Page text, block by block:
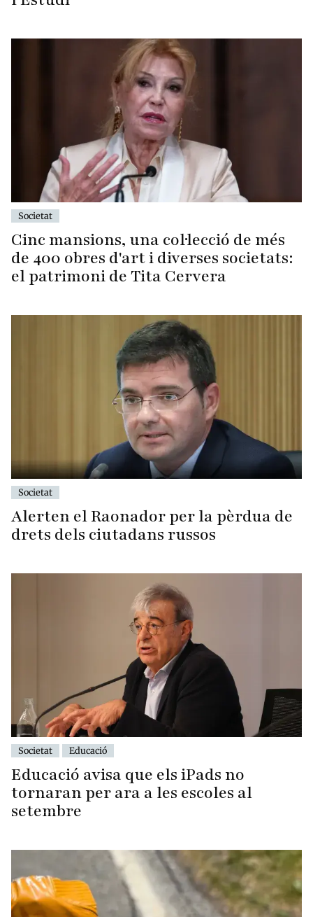
Societat
Cinc mansions, una col·lecció de més
de 400 obres d'art i diverses societats:
el patrimoni de Tita Cervera
Societat
Alerten el Raonador per la pèrdua de
drets dels ciutadans russos
Societat Educació
Educació avisa que els iPads no
tornaran per ara a les escoles al
setembre